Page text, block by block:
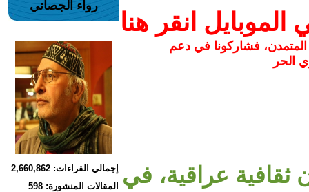
انقر هنا
المتمدن، فشاركونا في دعم
الحر
عراقية، في
رواء الجصاني
إجمالي القراءات: 2,660,862
المقالات المنشورة: 598